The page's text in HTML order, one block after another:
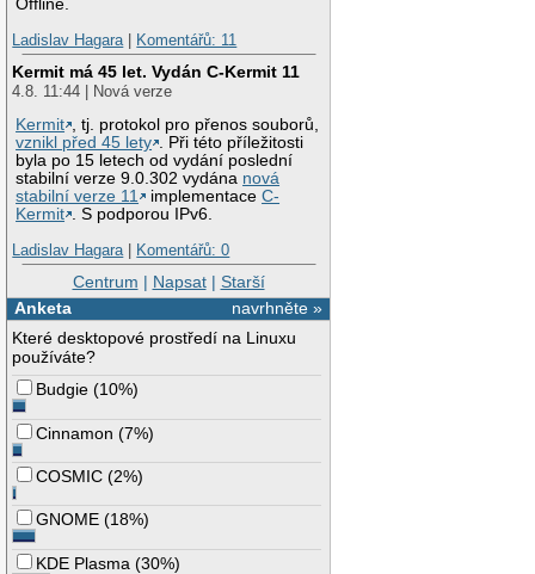
Offline.
Ladislav Hagara| Komentářů: 11
Kermit má 45 let. Vydán C-Kermit 11
4.8. 11:44 | Nová verze
Kermit , tj. protokol pro přenos souborů,
vznikl před 45 lety . Při této příležitosti
byla po 15 letech od vydání poslední
stabilní verze 9.0.302 vydána nová
stabilní verze 11
implementaceC-
Kermit . S podporou IPv6.
Ladislav Hagara| Komentářů: 0
Centrum | Napsat| Starší
navrhněte »
Anketa
Které desktopové prostředí na Linuxu
používáte?
Budgie (10%)
Cinnamon (7%)
COSMIC (2%)
GNOME (18%)
KDE Plasma (30%)